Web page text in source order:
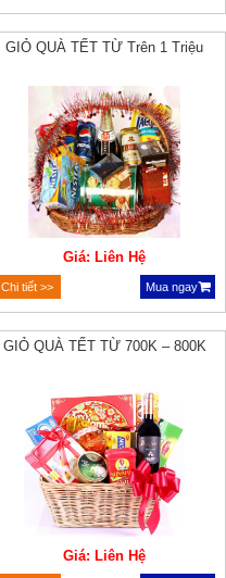
GIỎ QUÀ TẾT TỪ Trên 1 Triệu
Giá: Liên Hệ
Chi tiết >> Mua ngay
GIỎ QUÀ TẾT TỪ 700K – 800K
Giá: Liên Hệ